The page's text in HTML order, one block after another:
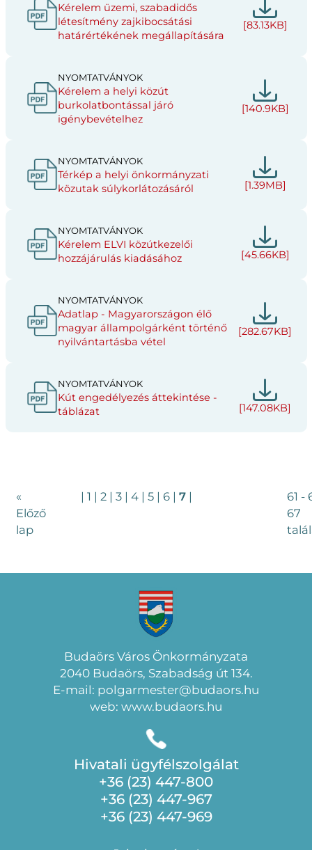
Kérelem üzemi, szabadidős
létesítmény zajkibocsátási
határértékének megállapítására
[83.13KB]
NYOMTATVÁNYOK
Kérelem a helyi közút
burkolatbontással járó
igénybevételhez
[140.9KB]
NYOMTATVÁNYOK
Térkép a helyi önkormányzati
közutak súlykorlátozásáról
[1.39MB]
NYOMTATVÁNYOK
Kérelem ELVI közútkezelői
hozzájárulás kiadásához
[45.66KB]
NYOMTATVÁNYOK
Adatlap - Magyarországon élő
magyar állampolgárként történő
nyilvántartásba vétel
[282.67KB]
NYOMTATVÁNYOK
Kút engedélyezés áttekintése -
táblázat
[147.08KB]
«
Előző
lap
| 1 | 2 | 3 | 4 | 5 | 6 | 7 |
61 -
67
Budaörs Város Önkormányzata
2040 Budaörs, Szabadság út 134.
E-mail: polgarmester@budaors.hu
web: www.budaors.hu
Hivatali ügyfélszolgálat
+36 (23) 447-800
+36 (23) 447-967
+36 (23) 447-969